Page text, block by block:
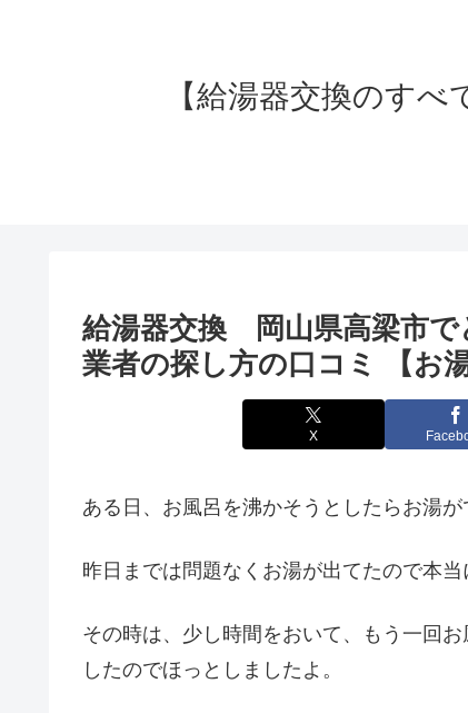
【給湯器交換のす
給湯器交換 岡山県高梁市
業者の探し方の口コミ 【お
X
ある日、お風呂を沸かそうとしたらお湯
昨日までは問題なくお湯が出てたので本当
その時は、少し時間をおいて、もう一回
したのでほっとしましたよ。